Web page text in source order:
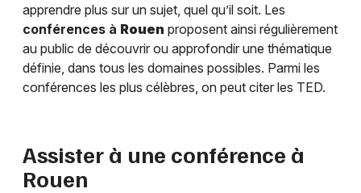
apprendre plus sur un sujet, quel qu’il soit. Les
conférences à Rouen proposent ainsi régulièrement
au public de découvrir ou approfondir une thématique
définie, dans tous les domaines possibles. Parmi les
conférences les plus célèbres, on peut citer les TED.
Assister à une conférence à
Rouen